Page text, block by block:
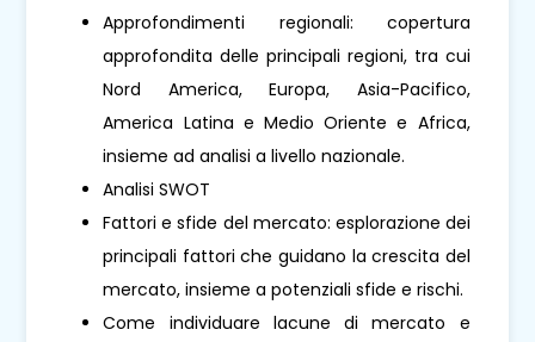
Approfondimenti regionali: copertura
approfondita delle principali regioni, tra cui
Nord America, Europa, Asia-Pacifico,
America Latina e Medio Oriente e Africa,
insieme ad analisi a livello nazionale.
Analisi SWOT
Fattori e sfide del mercato: esplorazione dei
principali fattori che guidano la crescita del
mercato, insieme a potenziali sfide e rischi.
Come individuare lacune di mercato e